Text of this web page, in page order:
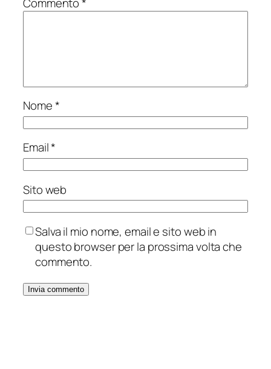
Nome*
Email*
Sito web
Salva il mio nome, email e sito web in
questo browser per la prossima volta che
commento.